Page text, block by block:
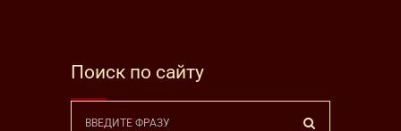
Поиск по сайту